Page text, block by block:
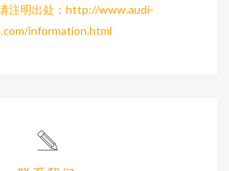
注明出处：http://www.audi-
information.html